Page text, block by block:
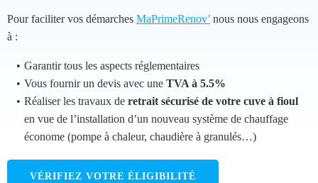
Pour faciliter vos démarches MaPrimeRenov’ nous nous engageons
à :
Garantir tous les aspects réglementaires
Vous fournir un devis avec une TVA à 5.5%
Réaliser les travaux de retrait sécurisé de votre cuve à fioul
en vue de l’installation d’un nouveau système de chauffage
économe (pompe à chaleur, chaudière à granulés…)
VÉRIFIEZ VOTRE ÉLIGIBILITÉ